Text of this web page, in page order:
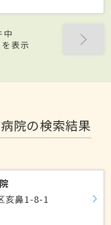
中
表示
院の検索結果
亥鼻1-8-1